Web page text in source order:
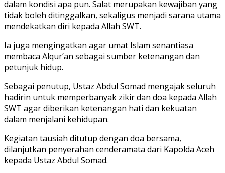
dalam kondisi apa pun. Salat merupakan kewajiban yang
tidak boleh ditinggalkan, sekaligus menjadi sarana utama
mendekatkan diri kepada Allah SWT.
Ia juga mengingatkan agar umat Islam senantiasa
membaca Alqur’an sebagai sumber ketenangan dan
petunjuk hidup.
Sebagai penutup, Ustaz Abdul Somad mengajak seluruh
hadirin untuk memperbanyak zikir dan doa kepada Allah
SWT agar diberikan ketenangan hati dan kekuatan
dalam menjalani kehidupan.
Kegiatan tausiah ditutup dengan doa bersama,
dilanjutkan penyerahan cenderamata dari Kapolda Aceh
kepada Ustaz Abdul Somad.